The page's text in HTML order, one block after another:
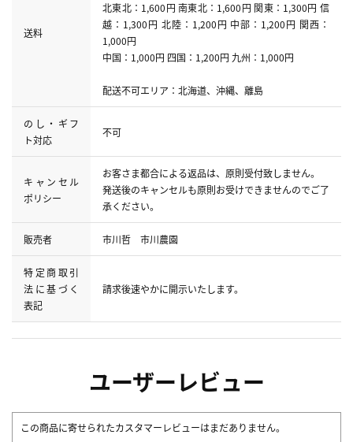
送料
北東北：1,600円 南東北：1,600円 関東：1,300円 信
越：1,300円 北陸：1,200円 中部：1,200円 関西：
1,000円
中国：1,000円 四国：1,200円 九州：1,000円
配送不可エリア：北海道、沖縄、離島
のし・ギフ
ト対応
不可
キャンセル
ポリシー
お客さま都合による返品は、原則受付致しません。
発送後のキャンセルも原則お受けできませんのでご了
承ください。
販売者 市川哲 市川農園
特定商取引
法に基づく
表記
請求後速やかに開示いたします。
ユーザーレビュー
この商品に寄せられたカスタマーレビューはまだありません。